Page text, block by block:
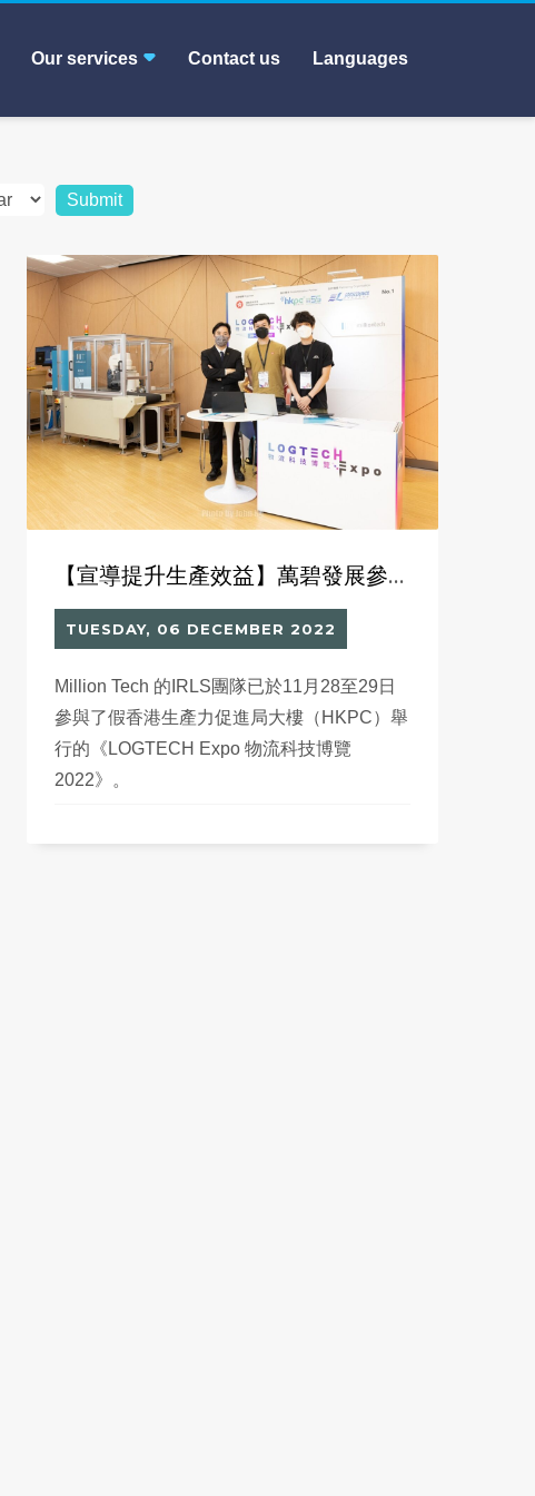
Our services Contact us Languages
【宣導提升生產效益】萬碧發展參與《物流科技博覽2022》
TUESDAY, 06 DECEMBER 2022
Million Tech 的IRLS團隊已於11月28至29日
參與了假香港生產力促進局大樓（HKPC）舉
行的《LOGTECH Expo 物流科技博覽
2022》。